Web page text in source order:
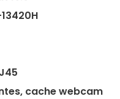
cache webcam